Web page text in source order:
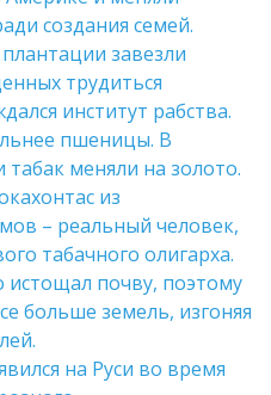
создания семей.
завезли
трудиться
институт рабства.
пшеницы. В
меняли на золото.
из
– реальный человек,
табачного олигарха.
истощал почву, поэтому
больше земель, изгоняя
на Руси во время